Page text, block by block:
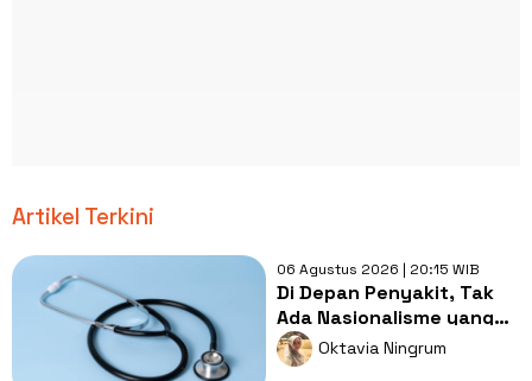
Artikel Terkini
06 Agustus 2026 | 20:15 WIB
Di Depan Penyakit, Tak
Ada Nasionalisme yang
Lebih Penting dari
Kesembuhan
Oktavia Ningrum